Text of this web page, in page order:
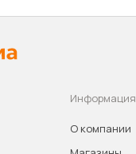
Информация
О компании